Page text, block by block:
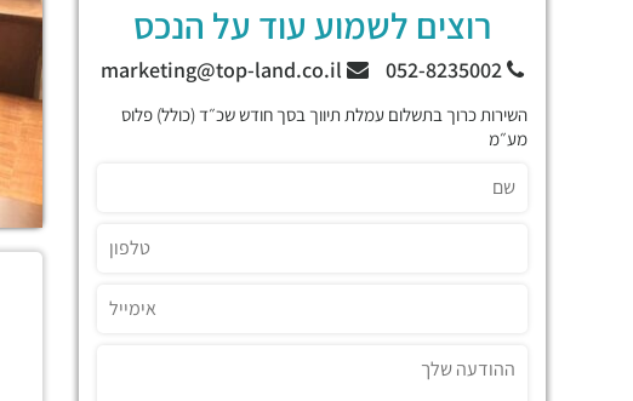
רוצים לשמוע עוד על הנכס
השירות כרוך בתשלום עמלת תיווך בסך חודש שכ״ד (כולל) פלוס
מע״מ